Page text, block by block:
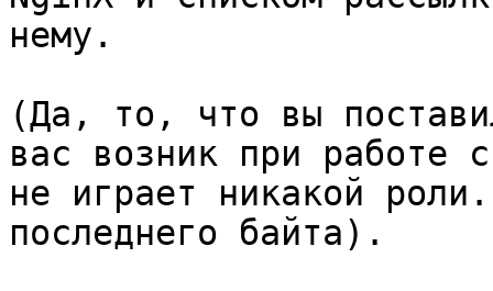
нему.
(Да, то, что вы
вас возник при
не играет никакой
последнего байта).